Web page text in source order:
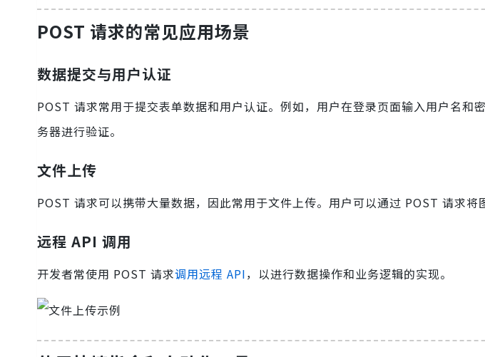
POST 请求的常见应用场景
数据提交与用户认证
POST 请求常用于提交表单数据和用户认证。例如，用户在登录页面输入用户名和
务器进行验证。
文件上传
POST 请求可以携带大量数据，因此常用于文件上传。用户可以通过 POST 请求将
远程 API 调用
开发者常使用 POST 请求调用远程 API，以进行数据操作和业务逻辑的实现。